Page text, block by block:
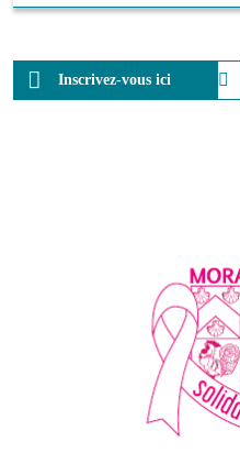
Inscrivez-vous ici